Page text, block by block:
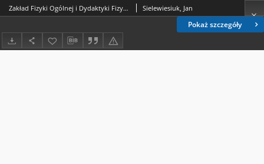
Pokaż szczegóły
Zakład Fizyki Ogólnej i Dydaktyki Fizyki IF UMCS Sielewiesiuk, Jan